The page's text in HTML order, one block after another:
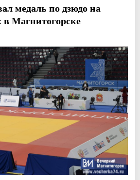
медаль по дзюдо на
в Магнитогорске